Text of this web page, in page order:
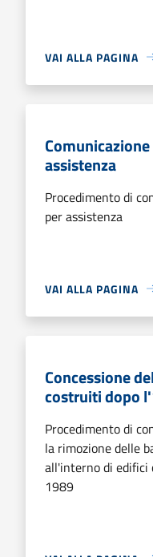
VAI ALLA PAGINA
assistenza
Procedimento di
per assistenza
VAI ALLA PAGINA
Concessione
costruiti dopo
Procedimento di
la rimozione delle
all'interno di edifici
1989